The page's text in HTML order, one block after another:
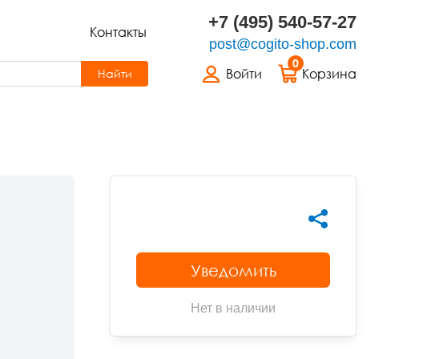
Контакты +7 (495) 540-57-27
post@cogito-shop.com
Войти
0
Корзина
Найти
Уведомить
Нет в наличии